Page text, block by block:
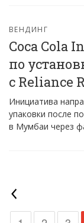
ВЕНДИНГ
Coca Cola
по
с Reliance
Инициатива
упаковки после
в Мумбаи через